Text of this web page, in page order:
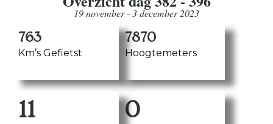
19 november - 3 december 2023
763
Km’s Gefietst
7870
Hoogtemeters
11 0